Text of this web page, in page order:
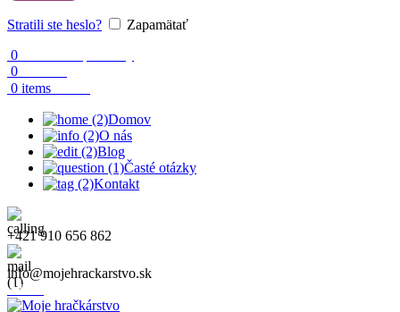
Stratili ste heslo?
Zapamätať
0
0
0 items
Domov
O nás
Blog
Časté otázky
Kontakt
+421 910 656 862
info@mojehrackarstvo.sk
Menu